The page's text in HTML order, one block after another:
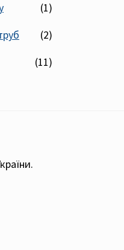
(1)
(2)
(11)